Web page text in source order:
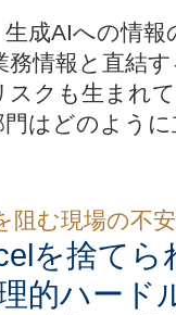
成AIへの情
情報と直結
スクも生まれ
はどのよう
阻む現場の不安
を捨て
的ハード